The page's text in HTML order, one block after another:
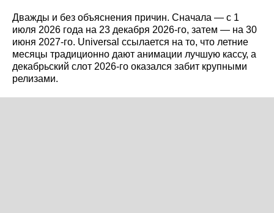
Дважды и без объяснения причин. Сначала — с 1
июля 2026 года на 23 декабря 2026-го, затем — на 30
июня 2027-го. Universal ссылается на то, что летние
месяцы традиционно дают анимации лучшую кассу, а
декабрьский слот 2026-го оказался забит крупными
релизами.